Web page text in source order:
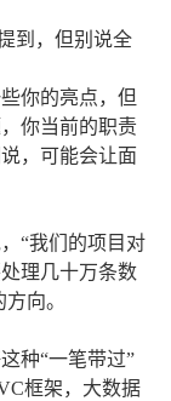
到，但别说全
你的亮点，但
你当前的职责
，可能会让面
“我们的项目对
理几十万条数
向。
种“一笔带过”
框架，大数据